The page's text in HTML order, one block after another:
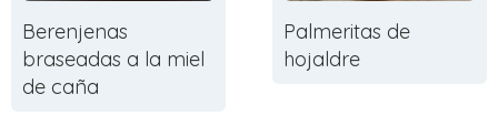
Berenjenas
braseadas a la miel
de caña
Palmeritas de
hojaldre